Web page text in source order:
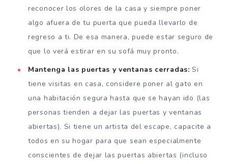
reconocer los olores de la casa y siempre poner
algo afuera de tu puerta que pueda llevarlo de
regreso a ti. De esa manera, puede estar seguro de
que lo verá estirar en su sofá muy pronto.
Mantenga las puertas y ventanas cerradas: Si
tiene visitas en casa, considere poner al gato en
una habitación segura hasta que se hayan ido (las
personas tienden a dejar las puertas y ventanas
abiertas). Si tiene un artista del escape, capacite a
todos en su hogar para que sean especialmente
conscientes de dejar las puertas abiertas (incluso